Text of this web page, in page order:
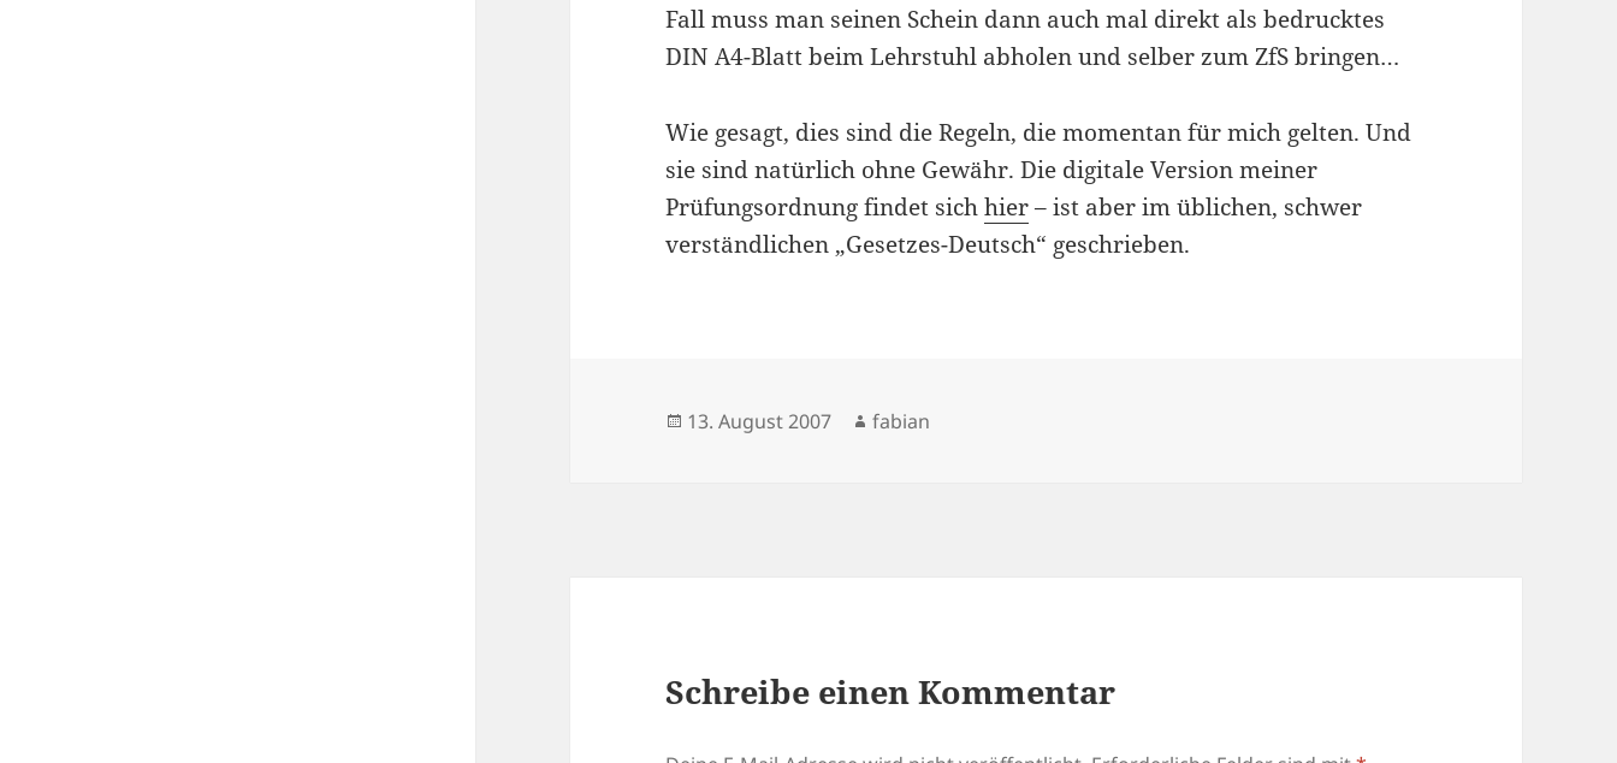
Fall muss man seinen Schein dann auch mal direkt als bedrucktes
DIN A4-Blatt beim Lehrstuhl abholen und selber zum ZfS bringen…
Wie gesagt, dies sind die Regeln, die momentan für mich gelten. Und
sie sind natürlich ohne Gewähr. Die digitale Version meiner
Prüfungsordnung findet sichhier– ist aber im üblichen, schwer
verständlichen „Gesetzes-Deutsch“ geschrieben.
Veröffentlicht
13. August 2007 Autor
fabian
Schreibe einen Kommentar